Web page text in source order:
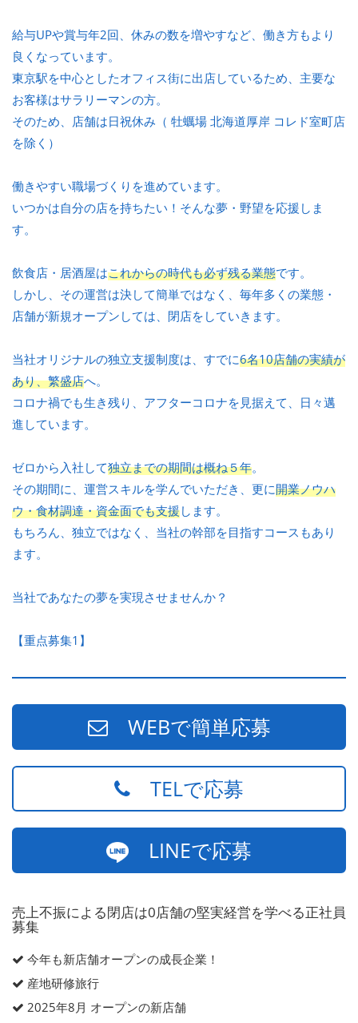
給与UPや賞与年2回、休みの数を増やすなど、働き方もより
良くなっています。
東京駅を中心としたオフィス街に出店しているため、主要な
お客様はサラリーマンの方。
そのため、店舗は日祝休み（ 牡蠣場 北海道厚岸 コレド室町店
を除く）
働きやすい職場づくりを進めています。
いつかは自分の店を持ちたい！そんな夢・野望を応援しま
す。
飲食店・居酒屋はこれからの時代も必ず残る業態です。
しかし、その運営は決して簡単ではなく、毎年多くの業態・
店舗が新規オープンしては、閉店をしていきます。
当社オリジナルの独立支援制度は、すでに6名10店舗の実績が
あり、繁盛店へ。
コロナ禍でも生き残り、アフターコロナを見据えて、日々邁
進しています。
ゼロから入社して独立までの期間は概ね５年。
その期間に、運営スキルを学んでいただき、更に開業ノウハ
ウ・食材調達・資金面でも支援します。
もちろん、独立ではなく、当社の幹部を目指すコースもあり
ます。
当社であなたの夢を実現させませんか？
【重点募集1】
WEBで簡単応募
TELで応募
LINEで応募
売上不振による閉店は0店舗の堅実経営を学べる正社員
募集
今年も新店舗オープンの成長企業！
産地研修旅行
2025年8月 オープンの新店舗